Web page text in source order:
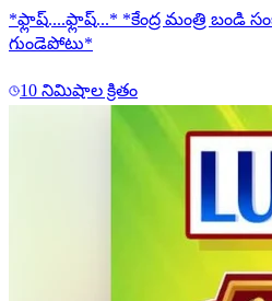
*ఫ్లాష్....ఫ్లాష్...* *కేంద్ర మంత్రి బండి
గుండెపోటు*
10 నిమిషాల క్రితం